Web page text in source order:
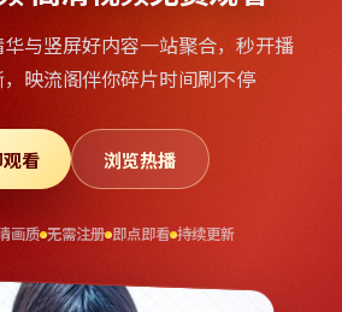
与竖屏好内容一站聚合，秒开播
映流阁伴你碎片时间刷不停
看 浏览热播
画质 无需注册 即点即看 持续更新